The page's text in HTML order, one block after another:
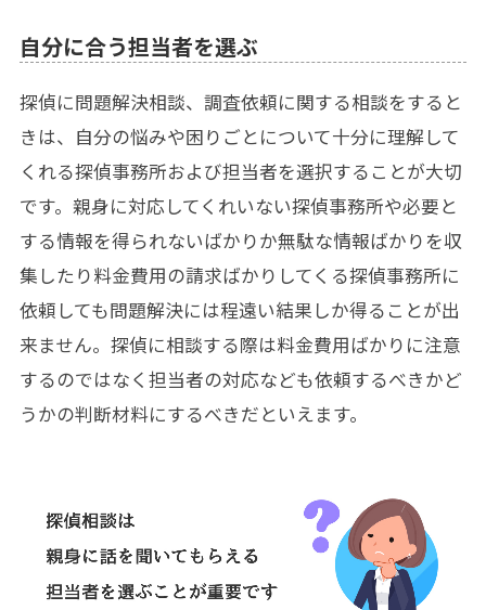
自分に合う担当者を選ぶ
探偵に問題解決相談、調査依頼に関する相談をすると
きは、自分の悩みや困りごとについて十分に理解して
くれる探偵事務所および担当者を選択することが大切
です。親身に対応してくれいない探偵事務所や必要と
する情報を得られないばかりか無駄な情報ばかりを収
集したり料金費用の請求ばかりしてくる探偵事務所に
依頼しても問題解決には程遠い結果しか得ることが出
来ません。探偵に相談する際は料金費用ばかりに注意
するのではなく担当者の対応なども依頼するべきかど
うかの判断材料にするべきだといえます。